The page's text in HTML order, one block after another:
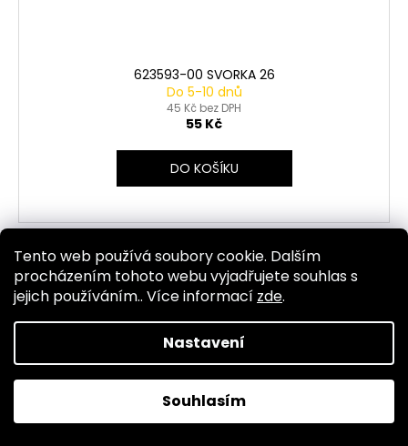
Tento web používá soubory cookie. Dalším
procházením tohoto webu vyjadřujete souhlas s
jejich používáním.. Více informací zde.
Nastavení
Souhlasím
623593-00 SVORKA 26
Do 5-10 dnů
45 Kč bez DPH
55 Kč
DO KOŠÍKU